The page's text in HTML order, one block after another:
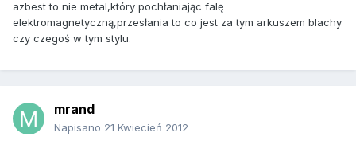
azbest to nie metal,który pochłaniając falę
elektromagnetyczną,przesłania to co jest za tym arkuszem blachy
czy czegoś w tym stylu.
mrand
Napisano 21 Kwiecień 2012